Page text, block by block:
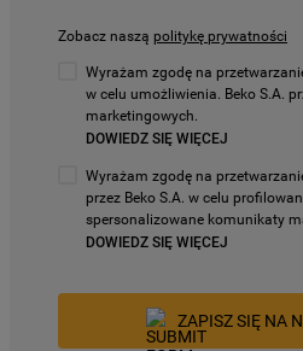
Zobacz naszą politykę prywatności
Wyrażam zgodę na
w celu umożliwienia. Beko S.A.
marketingowych.
DOWIEDZ SIĘ WIĘCEJ
Wyrażam zgodę na
przez Beko S.A. w celu
spersonalizowane komunikaty
DOWIEDZ SIĘ WIĘCEJ
ZAPISZ SIĘ NA